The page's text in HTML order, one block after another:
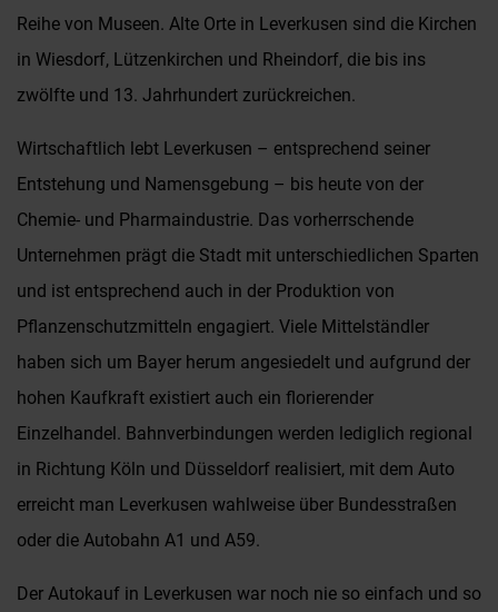
Reihe von Museen. Alte Orte in Leverkusen sind die Kirchen
in Wiesdorf, Lützenkirchen und Rheindorf, die bis ins
zwölfte und 13. Jahrhundert zurückreichen.
Wirtschaftlich lebt Leverkusen – entsprechend seiner
Entstehung und Namensgebung – bis heute von der
Chemie- und Pharmaindustrie. Das vorherrschende
Unternehmen prägt die Stadt mit unterschiedlichen Sparten
und ist entsprechend auch in der Produktion von
Pflanzenschutzmitteln engagiert. Viele Mittelständler
haben sich um Bayer herum angesiedelt und aufgrund der
hohen Kaufkraft existiert auch ein florierender
Einzelhandel. Bahnverbindungen werden lediglich regional
in Richtung Köln und Düsseldorf realisiert, mit dem Auto
erreicht man Leverkusen wahlweise über Bundesstraßen
oder die Autobahn A1 und A59.
Der Autokauf in Leverkusen war noch nie so einfach und so